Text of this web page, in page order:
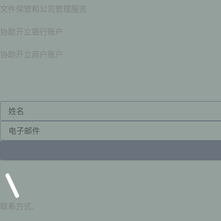
文件保管和公司管理服务
协助开立银行账户
协助开立商户账户
Name
Email
联系方式.